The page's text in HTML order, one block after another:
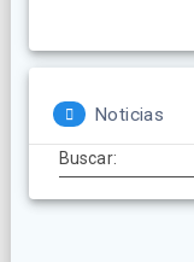
Noticias
Buscar: